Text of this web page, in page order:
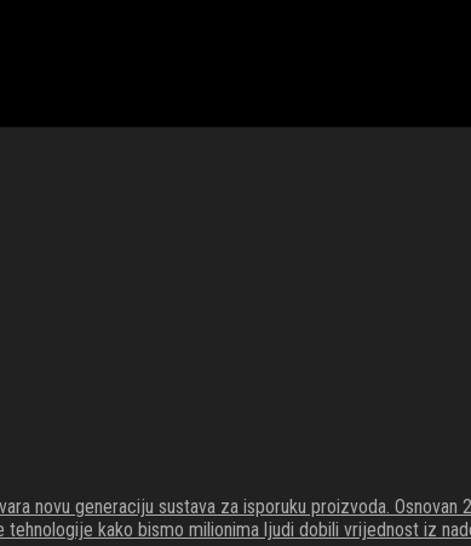
novu generaciju sustava za isporuku proizvoda.
kako bismo milionima ljudi dobili vrijednost iz